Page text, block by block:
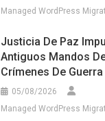
Managed WordPress
Justicia De Paz
Antiguos Mandos
Crímenes De Guerra
05/08/2026
Managed WordPress